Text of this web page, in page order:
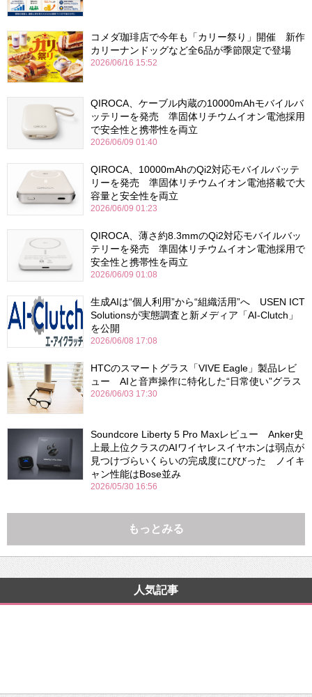
コメダ珈琲店で今年も「カリー祭り」開催 新作
カリーナンドッグなど全6品が季節限定で登場
2026/06/16 15:52
QIROCA、ケーブル内蔵の10000mAhモバイルバ
ッテリーを発売 準固体リチウムイオン電池採用
で安全性と携帯性を両立
2026/06/09 01:40
QIROCA、10000mAhのQi2対応モバイルバッテ
リーを発売 準固体リチウムイオン電池搭載で大
容量と安全性を両立
2026/06/09 01:23
QIROCA、薄さ約8.3mmのQi2対応モバイルバッ
テリーを発売 準固体リチウムイオン電池採用で
安全性と携帯性を両立
2026/06/09 01:08
生成AIは“個人利用”から“組織活用”へ USEN ICT
Solutionsが実態調査と新メディア「AI-Clutch」
を公開
2026/06/08 17:08
HTCのスマートグラス「VIVE Eagle」製品レビ
ュー AIと音声操作に特化した“日常使い”グラス
2026/06/03 17:30
Soundcore Liberty 5 Pro Maxレビュー Anker史
上最上位クラスのAIワイヤレスイヤホンは弱点が
見つけづらいくらいの完成度にびびった ノイキ
ャン性能はBose並み
2026/05/30 16:56
もっとみる
人気記事